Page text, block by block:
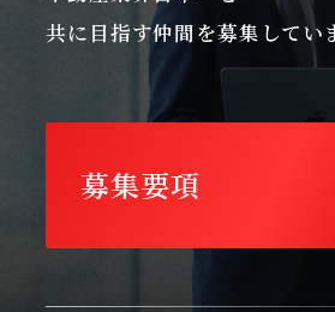
共に目指す仲間を募集してい
募集要項